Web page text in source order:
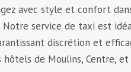
avec style et confort
service de taxi est
discrétion et
de Moulins, Centre, et